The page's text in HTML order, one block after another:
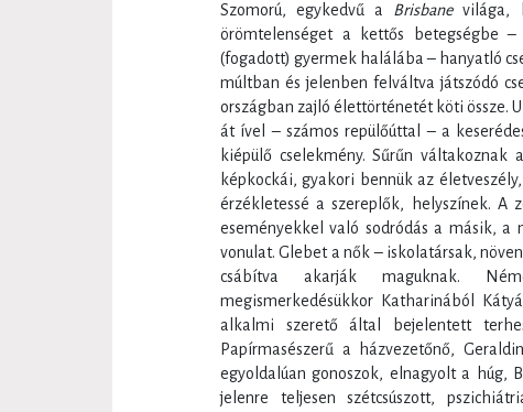
Szomorú, egykedvű a Brisbanevilága,
örömtelenséget a kettős betegségbe
(fogadott) gyermek halálába – hanyatló
múltban és jelenben felváltva játszódó
országban zajló élettörténetét köti össze.
át ível – számos repülőúttal – a
kiépülő cselekmény. Sűrűn váltakoznak
képkockái, gyakori bennük az
érzékletessé a szereplők, helyszínek. A
eseményekkel való sodródás a másik,
vonulat. Glebet a nők – iskolatársak,
csábítva akarják maguknak.
megismerkedésükkor Katharinából
alkalmi szerető által bejelentett
Papírmasészerű a házvezetőnő,
egyoldalúan gonoszok, elnagyolt a húg,
jelenre teljesen szétcsúszott,